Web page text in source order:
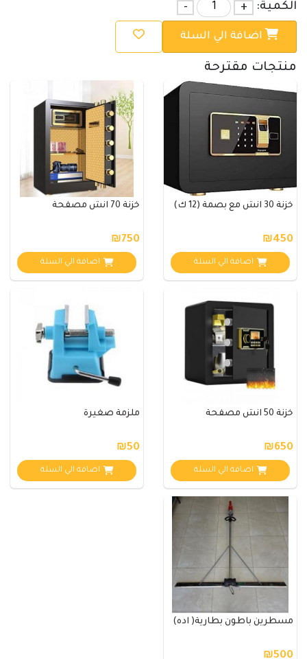
الكمية: +
-
اضافة الي السلة
منتجات مقترحة
خزنة 30 انش مع بصمة (12 ك)
₪450
اضافة الي السلة
خزنة 70 انش مصفحة
₪750
اضافة الي السلة
خزنة 50 انش مصفحة
₪650
اضافة الي السلة
ملزمة صغيرة
₪50
اضافة الي السلة
مسطرين باطون بطارية( اده)
₪500